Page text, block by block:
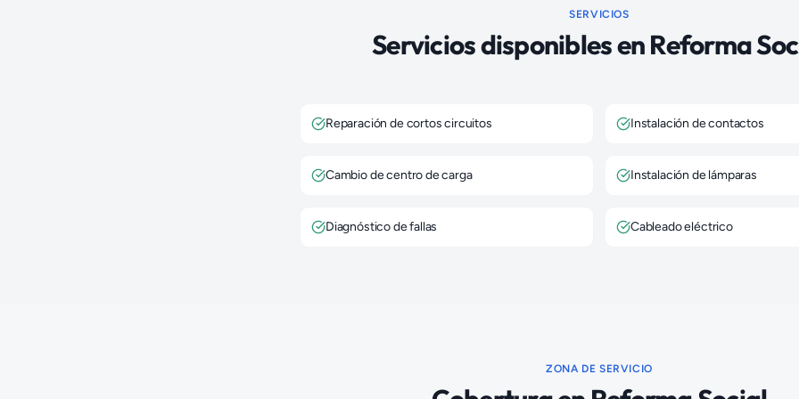
SERVICIOS
Servicios disponibles enReforma
Reparación de cortos circuitos Instalación de contactos
Cambio de centro de carga Instalación de lámparas
Diagnóstico de fallas Cableado eléctrico
ZONA DE SERVICIO